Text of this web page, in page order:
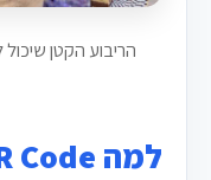
הריבוע הקטן